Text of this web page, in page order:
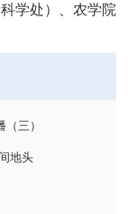
学处）、农学院
三）
地头